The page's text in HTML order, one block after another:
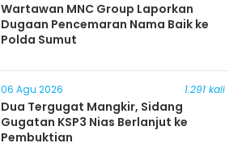
Wartawan MNC Group Laporkan
Dugaan Pencemaran Nama Baik ke
Polda Sumut
06 Agu 2026 1.291 kali
Dua Tergugat Mangkir, Sidang
Gugatan KSP3 Nias Berlanjut ke
Pembuktian